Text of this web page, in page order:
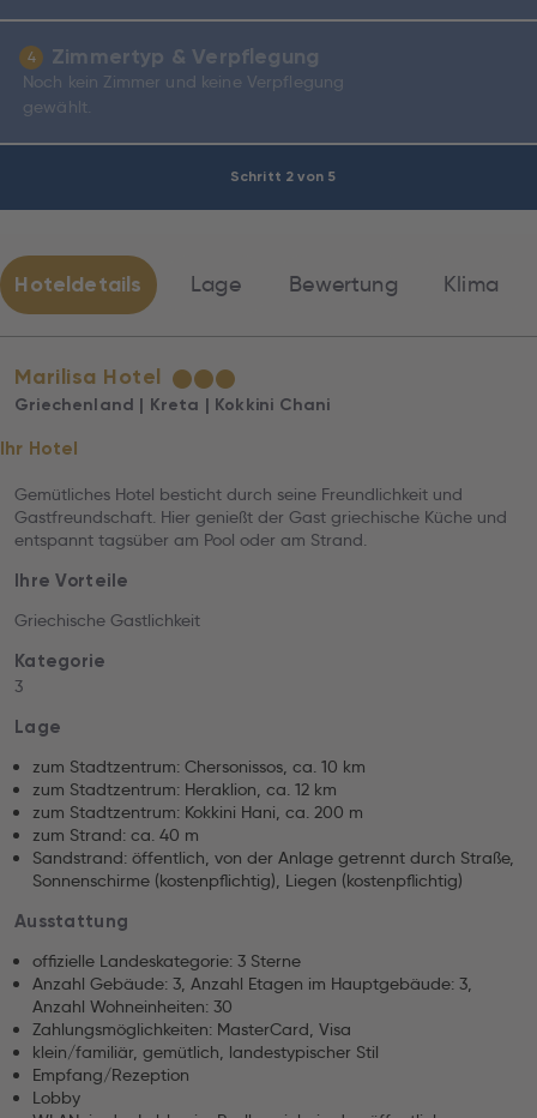
Schritt 2 von 5
4 Zimmertyp & Verpflegung
Noch kein Zimmer und keine Verpflegung
gewählt.
Hoteldetails Lage Bewertung Klima
Marilisa Hotel ★★★
Griechenland | Kreta | Kokkini Chani
Ihr Hotel
Gemütliches Hotel besticht durch seine Freundlichkeit und
Gastfreundschaft. Hier genießt der Gast griechische Küche und
entspannt tagsüber am Pool oder am Strand.
Ihre Vorteile
Griechische Gastlichkeit
Kategorie
3
Lage
zum Stadtzentrum: Chersonissos, ca. 10 km
zum Stadtzentrum: Heraklion, ca. 12 km
zum Stadtzentrum: Kokkini Hani, ca. 200 m
zum Strand: ca. 40 m
Sandstrand: öffentlich, von der Anlage getrennt durch Straße,
Sonnenschirme (kostenpflichtig), Liegen (kostenpflichtig)
Ausstattung
offizielle Landeskategorie: 3 Sterne
Anzahl Gebäude: 3, Anzahl Etagen im Hauptgebäude: 3,
Anzahl Wohneinheiten: 30
Zahlungsmöglichkeiten: MasterCard, Visa
klein/familiär, gemütlich, landestypischer Stil
Empfang/Rezeption
Lobby